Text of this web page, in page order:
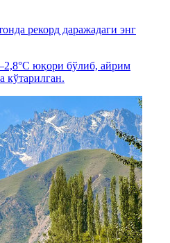
рекорд даражадаги энг
юқори бўлиб, айрим
кўтарилган.